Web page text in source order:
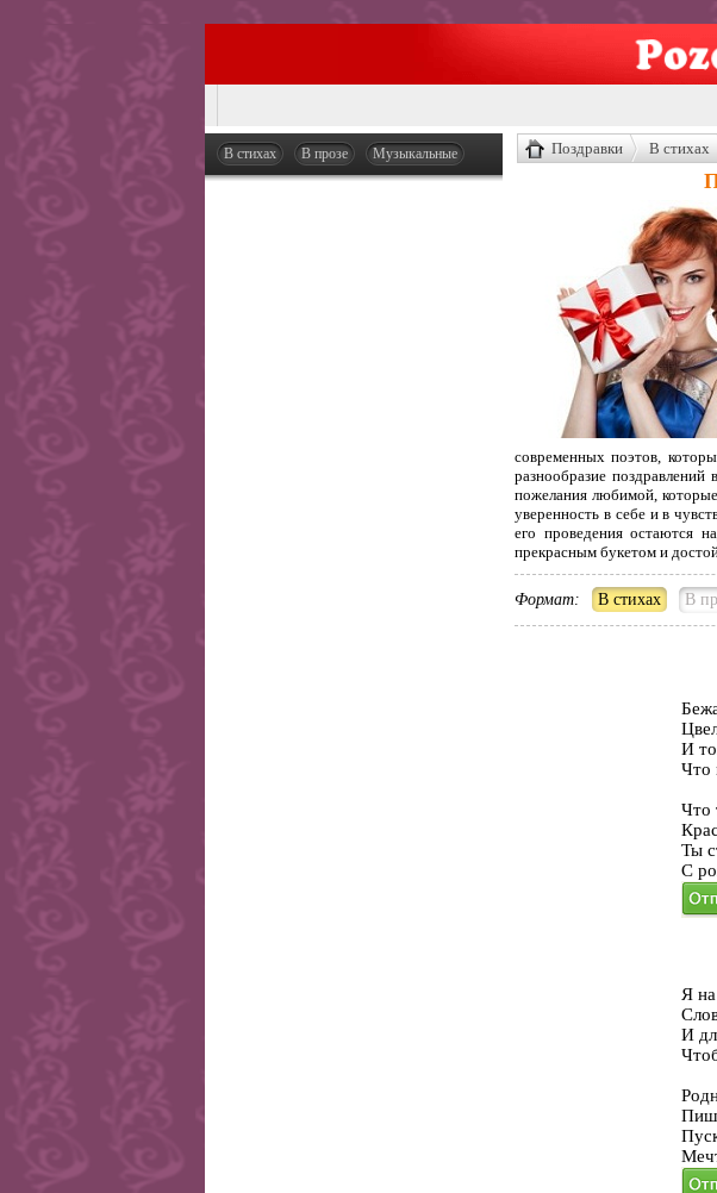
В стихах В прозе Музыкальные Поздравки В стихах
современных поэтов,
разнообразие
пожелания любимой,
уверенность в себе и в
его проведения остаются
прекрасным букетом и
Формат: В стихах В
И
Что
Что
Ты
С
Я
И